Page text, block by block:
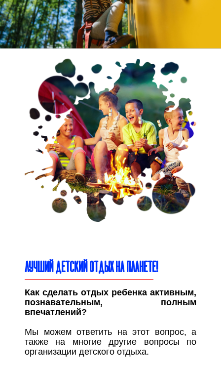
ЛУЧШИЙ ДЕТСКИЙ ОТДЫХ НА ПЛАНЕТЕ!
Как сделать отдых ребенка активным,
познавательным, полным
впечатлений?
Мы можем ответить на этот вопрос, а
также на многие другие вопросы по
организации детского отдыха.